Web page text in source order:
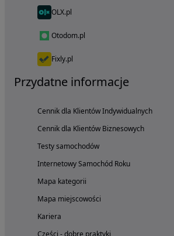
OLX.pl
Otodom.pl
Fixly.pl
Przydatne informacje
Cennik dla Klientów Indywidualnych
Cennik dla Klientów Biznesowych
Testy samochodów
Internetowy Samochód Roku
Mapa kategorii
Mapa miejscowości
Kariera